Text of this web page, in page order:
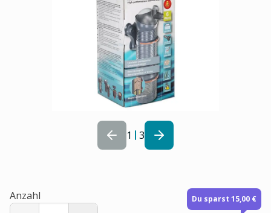
1 3
Anzahl Du sparst 15,00 €